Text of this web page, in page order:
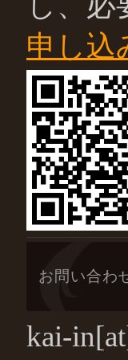
申し込
お問い合わ
kai-